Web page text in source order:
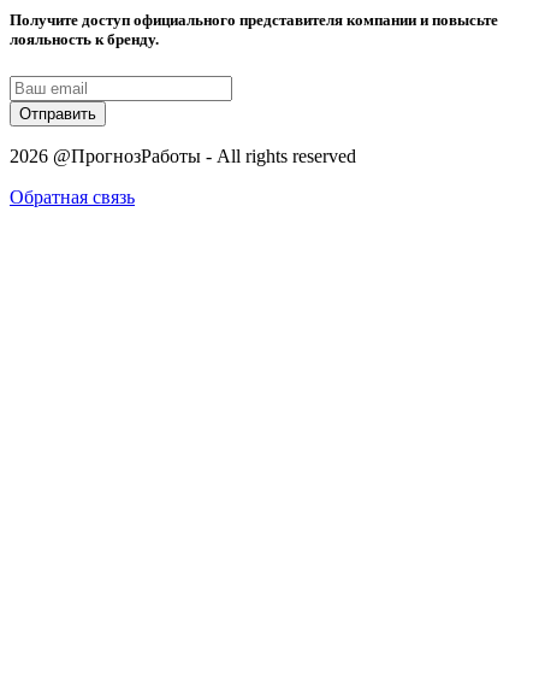
Получите доступ официального представителя компании и повысьте
лояльность к бренду.
Отправить
2026 @ПрогнозРаботы - All rights reserved
Обратная связь